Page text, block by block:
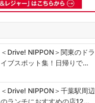
＜Drive! NIPPON＞関東のドラ
イブスポット集！日帰りで…
＜Drive! NIPPON＞千葉駅周辺
のランチにおすすめの店12…